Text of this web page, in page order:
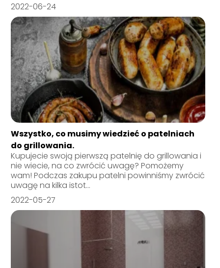
2022-06-24
Wszystko, co musimy wiedzieć o patelniach
do grillowania.
Kupujecie swoją pierwszą patelnię do grillowania i
nie wiecie, na co zwrócić uwagę? Pomożemy
wam! Podczas zakupu patelni powinniśmy zwrócić
uwagę na kilka istot...
2022-05-27